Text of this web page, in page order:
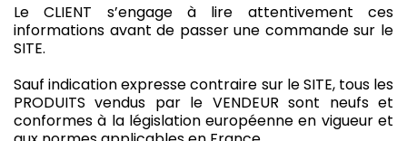
Le CLIENT s’engage à lire attentivement ces
informations avant de passer une commande sur le
SITE.
Sauf indication expresse contraire sur le SITE, tous les
PRODUITS vendus par le VENDEUR sont neufs et
conformes à la législation européenne en vigueur et